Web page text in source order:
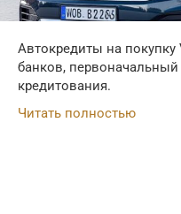
Автокредиты на
банков,
кредитования.
Читать полностью